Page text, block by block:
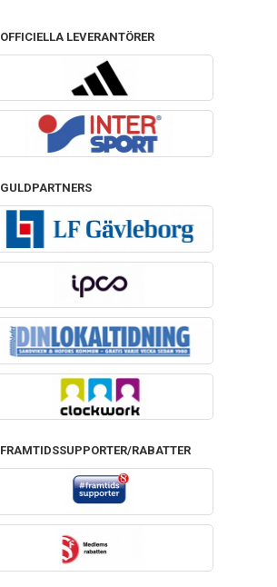
OFFICIELLA LEVERANTÖRER
GULDPARTNERS
FRAMTIDSSUPPORTER/RABATTER